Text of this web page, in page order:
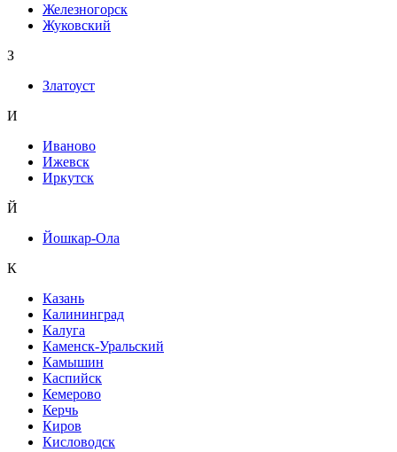
Железногорск
Жуковский
З
Златоуст
И
Иваново
Ижевск
Иркутск
Й
Йошкар-Ола
К
Казань
Калининград
Калуга
Каменск-Уральский
Камышин
Каспийск
Кемерово
Керчь
Киров
Кисловодск